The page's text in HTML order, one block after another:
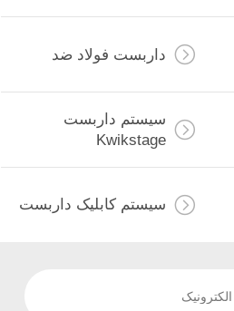
داربست فولاد ضد
سیستم داربست
Kwikstage
سیستم کابلیک داربست